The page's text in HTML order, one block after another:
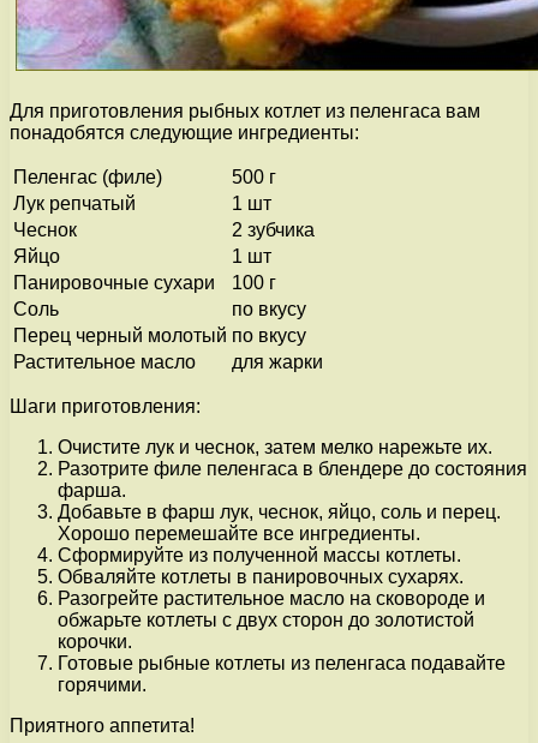
Для приготовления рыбных котлет из пеленгаса вам
понадобятся следующие ингредиенты:
Пеленгас (филе)
500 г
Лук репчатый
1 шт
Чеснок
2 зубчика
Яйцо
1 шт
Панировочные сухари
100 г
Соль
по вкусу
Перец черный молотый по вкусу
Растительное масло
для жарки
Шаги приготовления:
Очистите лук и чеснок, затем мелко нарежьте их.
Разотрите филе пеленгаса в блендере до состояния
фарша.
Добавьте в фарш лук, чеснок, яйцо, соль и перец.
Хорошо перемешайте все ингредиенты.
Сформируйте из полученной массы котлеты.
Обваляйте котлеты в панировочных сухарях.
Разогрейте растительное масло на сковороде и
обжарьте котлеты с двух сторон до золотистой
корочки.
Готовые рыбные котлеты из пеленгаса подавайте
горячими.
Приятного аппетита!